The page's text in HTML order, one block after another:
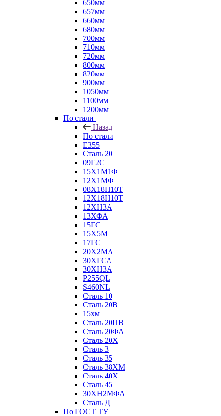
650мм
657мм
660мм
680мм
700мм
710мм
720мм
800мм
820мм
900мм
1050мм
1100мм
1200мм
По стали
Назад
По стали
E355
Сталь 20
09Г2С
15Х1М1Ф
12Х1МФ
08Х18Н10Т
12Х18Н10Т
12ХН3А
13ХФА
15ГС
15Х5М
17ГС
20Х2МА
30ХГСА
30ХН3А
P255QL
S460NL
Сталь 10
Сталь 20В
15хм
Сталь 20ПВ
Сталь 20ФА
Сталь 20Х
Сталь 3
Сталь 35
Сталь 38ХМ
Сталь 40Х
Сталь 45
30ХН2МФА
Сталь Д
По ГОСТ ТУ